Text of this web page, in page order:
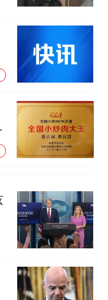
：机上100多
；客服回应：并
发放西梅汁
放菜刀的女孩，
我回家”改写了